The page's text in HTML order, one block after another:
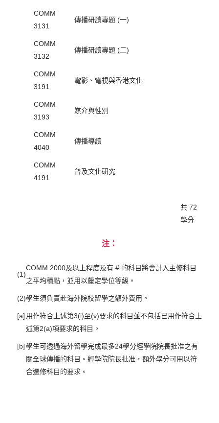
COMM
3131
傳播研讀專題 (一)
COMM
3132
傳播研讀專題 (二)
COMM
3191
電影、電視與香港文化
COMM
3193
媒介與性別
COMM
4040
傳播導讀
COMM
4191
普及文化研究
共 72
學分
注：
(1)
COMM 2000及以上程度及有 # 的科目將會計入主修科目
之平均積點，並用以釐定學位等級。
(2)學生須負責赴海外院校留學之額外費用。
[a] 用作符合上述第3(i)至(v)要求的科目並不包括已用作符合上
述第2(a)項要求的科目。
[b]學生可透過海外留學完成最多24學分經學院院長批准之有
關全球傳播的科目。經學院院長批准，額外學分可用以符
合選修科目的要求。